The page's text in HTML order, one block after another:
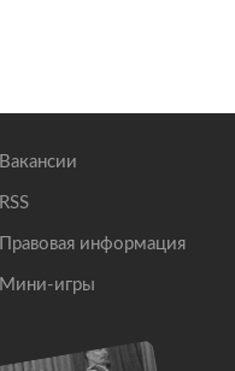
Вакансии
RSS
Правовая информация
Мини-игры